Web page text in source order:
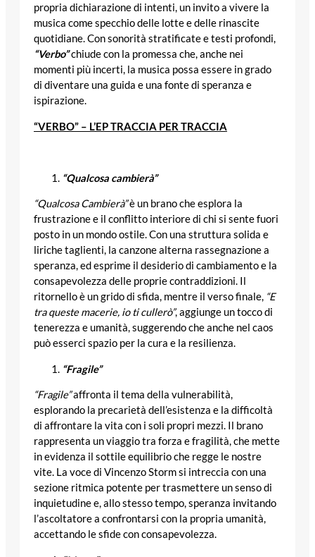
propria dichiarazione di intenti, un invito a vivere la
musica come specchio delle lotte e delle rinascite
quotidiane. Con sonorità stratificate e testi profondi,
“Verbo”chiude con la promessa che, anche nei
momenti più incerti, la musica possa essere in grado
di diventare una guida e una fonte di speranza e
ispirazione.
“VERBO” – L’EP TRACCIA PER TRACCIA
“Qualcosa cambierà”
“Qualcosa Cambierà”è un brano che esplora la
frustrazione e il conflitto interiore di chi si sente fuori
posto in un mondo ostile. Con una struttura solida e
liriche taglienti, la canzone alterna rassegnazione a
speranza, ed esprime il desiderio di cambiamento e la
consapevolezza delle proprie contraddizioni. Il
ritornello è un grido di sfida, mentre il verso finale, “E
tra queste macerie, io ti cullerò”, aggiunge un tocco di
tenerezza e umanità, suggerendo che anche nel caos
può esserci spazio per la cura e la resilienza.
“Fragile”
“Fragile”affronta il tema della vulnerabilità,
esplorando la precarietà dell’esistenza e la difficoltà
di affrontare la vita con i soli propri mezzi. Il brano
rappresenta un viaggio tra forza e fragilità, che mette
in evidenza il sottile equilibrio che regge le nostre
vite. La voce di Vincenzo Storm si intreccia con una
sezione ritmica potente per trasmettere un senso di
inquietudine e, allo stesso tempo, speranza invitando
l’ascoltatore a confrontarsi con la propria umanità,
accettando le sfide con consapevolezza.